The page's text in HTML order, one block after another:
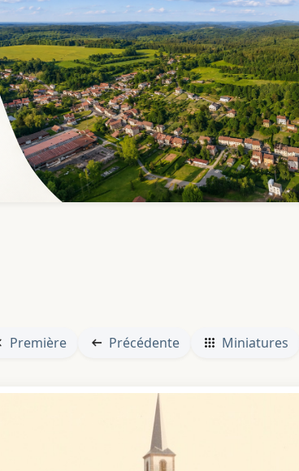
Première Précédente Miniatures